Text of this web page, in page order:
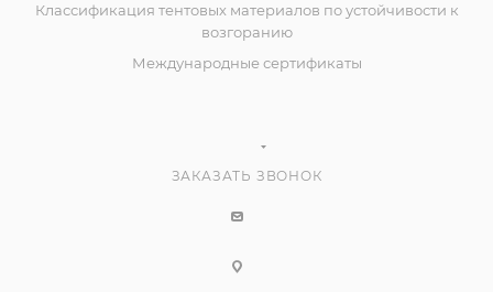
Классификация тентовых материалов по устойчивости к
возгоранию
Международные сертификаты
ЗАКАЗАТЬ ЗВОНОК